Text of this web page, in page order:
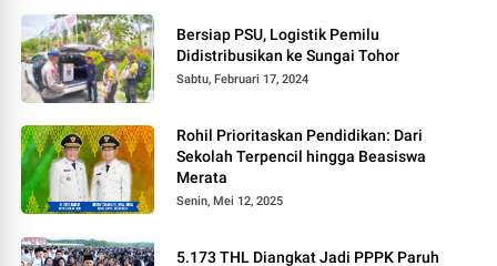
Bersiap PSU, Logistik Pemilu
Didistribusikan ke Sungai Tohor
Sabtu, Februari 17, 2024
Rohil Prioritaskan Pendidikan: Dari
Sekolah Terpencil hingga Beasiswa
Merata
Senin, Mei 12, 2025
5.173 THL Diangkat Jadi PPPK Paruh